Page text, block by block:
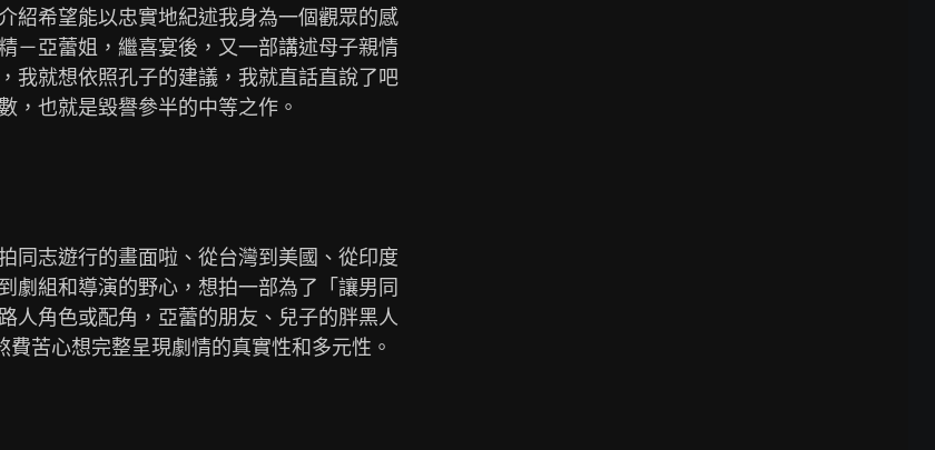
紹希望能以忠實地紀述我身為一個觀眾的感
－亞蕾姐，繼喜宴後，又一部講述母子親情
我就想依照孔子的建議，我就直話直說了吧
，也就是毀譽參半的中等之作。
同志遊行的畫面啦、從台灣到美國、從印度
劇組和導演的野心，想拍一部為了「讓男同
人角色或配角，亞蕾的朋友、兒子的胖黑人
苦心想完整呈現劇情的真實性和多元性。